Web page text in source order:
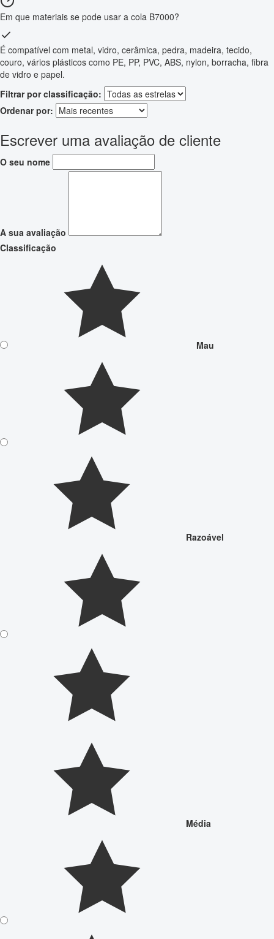
Em que materiais se pode usar a cola B7000?
É compatível com metal, vidro, cerâmica, pedra, madeira, tecido,
couro, vários plásticos como PE, PP, PVC, ABS, nylon, borracha, fibra
de vidro e papel.
Filtrar por classificação:
Ordenar por:
Escrever uma avaliação de cliente
O seu nome
A sua avaliação
Classificação
Mau
Razoável
Média